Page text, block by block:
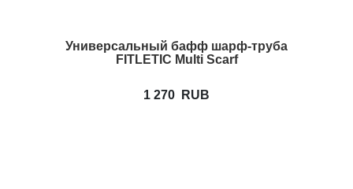
Универсальный бафф шарф-труба
FITLETIC Multi Scarf
1 270 RUB